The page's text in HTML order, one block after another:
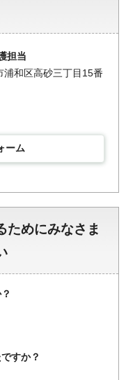
担当
和区高砂三丁目15番
ーム
ためにみなさま
すか？